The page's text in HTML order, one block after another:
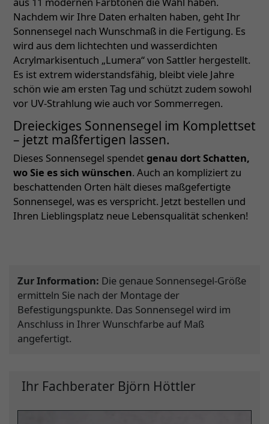
Nachdem wir Ihre Daten erhalten haben, geht Ihr
Sonnensegel nach Wunschmaß in die Fertigung. Es
wird aus dem lichtechten und wasserdichten
Acrylmarkisentuch „Lumera“ von Sattler hergestellt.
Es ist extrem widerstandsfähig, bleibt viele Jahre
schön wie am ersten Tag und schützt zudem sowohl
vor UV-Strahlung wie auch vor Sommerregen.
Dreieckiges Sonnensegel im Komplettset
– jetzt maßfertigen lassen.
Dieses Sonnensegel spendet genau dort Schatten,
wo Sie es sich wünschen. Auch an kompliziert zu
beschattenden Orten hält dieses maßgefertigte
Sonnensegel, was es verspricht. Jetzt bestellen und
Ihren Lieblingsplatz neue Lebensqualität schenken!
Zur Information: Die genaue Sonnensegel-Größe
ermitteln Sie nach der Montage der
Befestigungspunkte. Das Sonnensegel wird im
Anschluss in Ihrer Wunschfarbe auf Maß
angefertigt.
Ihr Fachberater Björn Höttler